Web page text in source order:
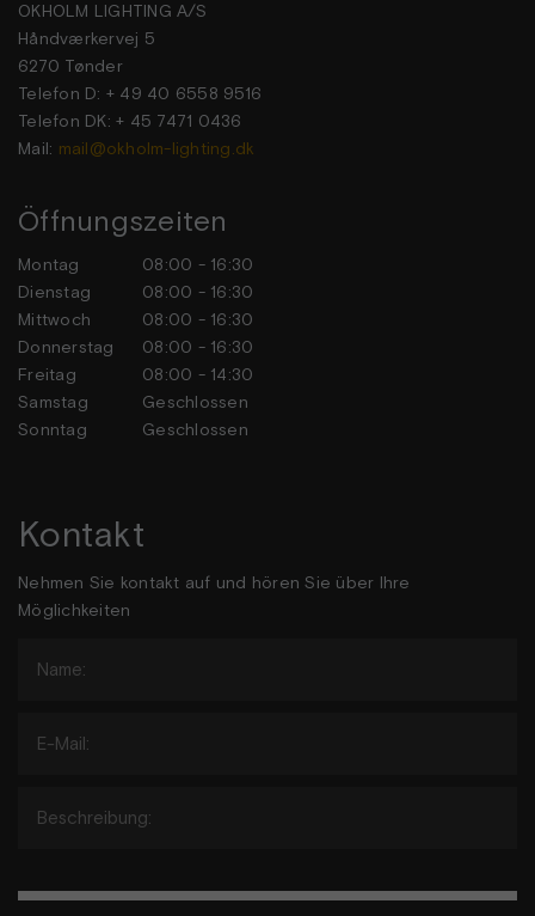
OKHOLM LIGHTING A/S
Håndværkervej 5
6270 Tønder
Telefon D: + 49 40 6558 9516
Telefon DK: + 45 7471 0436
Mail: mail@okholm-lighting.dk
Öffnungszeiten
Montag
08:00 - 16:30
Dienstag
08:00 - 16:30
Mittwoch
08:00 - 16:30
Donnerstag
08:00 - 16:30
Freitag
08:00 - 14:30
Samstag
Geschlossen
Sonntag
Geschlossen
Kontakt
Nehmen Sie kontakt auf und hören Sie über Ihre
Möglichkeiten